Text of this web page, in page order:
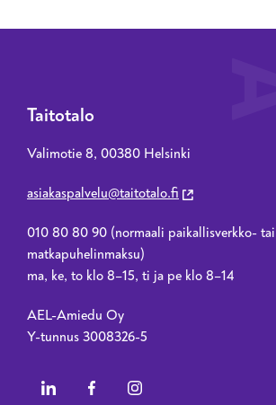
Taitotalo
Valimotie 8, 00380 Helsinki
asiakaspalvelu@taitotalo.fi
010 80 80 90 (normaali paikallisverkko- tai
matkapuhelinmaksu)
ma, ke, to klo 8–15, ti ja pe klo 8–14
AEL-Amiedu Oy
Y-tunnus 3008326-5